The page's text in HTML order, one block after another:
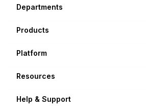
Departments
Products
Platform
Resources
Help & Support